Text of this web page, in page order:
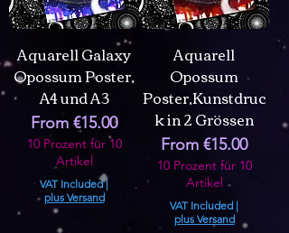
Aquarell Galaxy
Opossum Poster,
A4 und A3
From €15.00
Sale Price
10 Prozent für 10
Artikel
VAT Included|
plus Versand
Aquarell
Opossum
Poster,Kunstdruc
k in 2 Grössen
From €15.00
Sale Price
10 Prozent für 10
Artikel
VAT Included |
plus Versand